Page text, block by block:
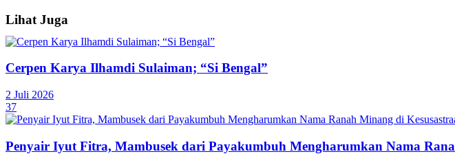
Lihat Juga
Cerpen Karya Ilhamdi Sulaiman; “Si Bengal”
2 Juli 2026
37
Penyair Iyut Fitra, Mambusek dari Payakumbuh Mengharumkan Nama